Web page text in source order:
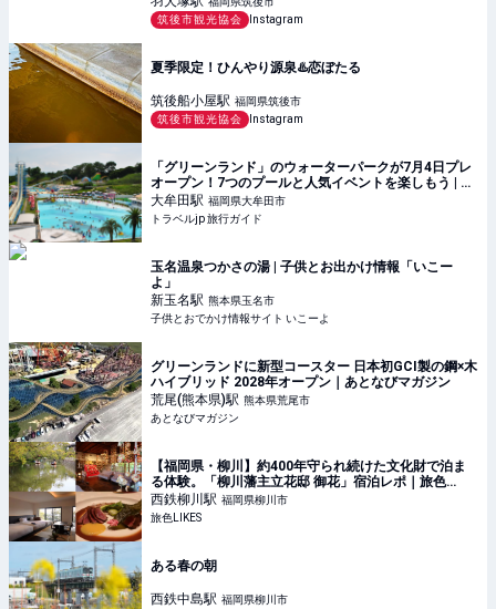
筑後市観光協会
Instagram
夏季限定！ひんやり源泉♨️恋ぼたる
筑後船小屋駅 福岡県筑後市
筑後市観光協会
Instagram
「グリーンランド」のウォーターパークが7月4日プレ
オープン！7つのプールと人気イベントを楽しもう | 熊
本県 | トラベルjp 旅行ガイド
大牟田駅 福岡県大牟田市
トラベルjp 旅行ガイド
玉名温泉つかさの湯 | 子供とお出かけ情報「いこー
よ」
新玉名駅 熊本県玉名市
子供とおでかけ情報サイト いこーよ
グリーンランドに新型コースター 日本初GCI製の鋼×木
ハイブリッド 2028年オープン｜あとなびマガジン
荒尾(熊本県)駅 熊本県荒尾市
あとなびマガジン
【福岡県・柳川】約400年守られ続けた文化財で泊ま
る体験。「柳川藩主立花邸 御花」宿泊レポ｜旅色
LIKES
西鉄柳川駅 福岡県柳川市
旅色LIKES
ある春の朝
西鉄中島駅 福岡県柳川市